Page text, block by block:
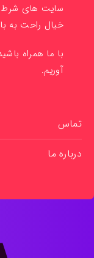
سایت های شرط
خیال راحت به
با ما همراه
آوریم.
تماس
درباره ما